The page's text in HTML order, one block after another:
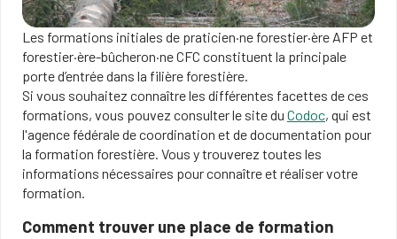
Les formations initiales de praticien·ne forestier·ère AFP et
forestier·ère-bûcheron·ne CFC constituent la principale
porte d’entrée dans la filière forestière.
Si vous souhaitez connaître les différentes facettes de ces
formations, vous pouvez consulter le site du Codoc, qui est
l'agence fédérale de coordination et de documentation pour
la formation forestière. Vous y trouverez toutes les
informations nécessaires pour connaître et réaliser votre
formation.
Comment trouver une place de formation